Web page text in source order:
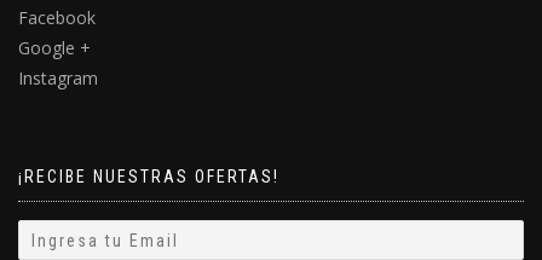
Facebook
Google +
Instagram
¡RECIBE NUESTRAS OFERTAS!